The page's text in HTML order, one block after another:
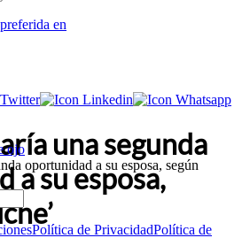
oportunidad a su esposa, según
Política de PrivacidadPolítica de
en
una segunda
a su esposa,